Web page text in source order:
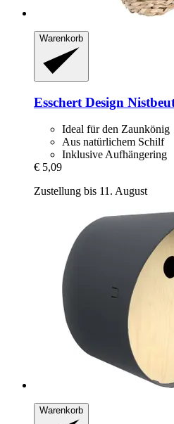
Warenkorb
Esschert Design
Ideal für den Zaunkönig
Aus natürlichem Schilf
Inklusive Aufhängering
€ 5,09
Zustellung bis 11. August
Warenkorb